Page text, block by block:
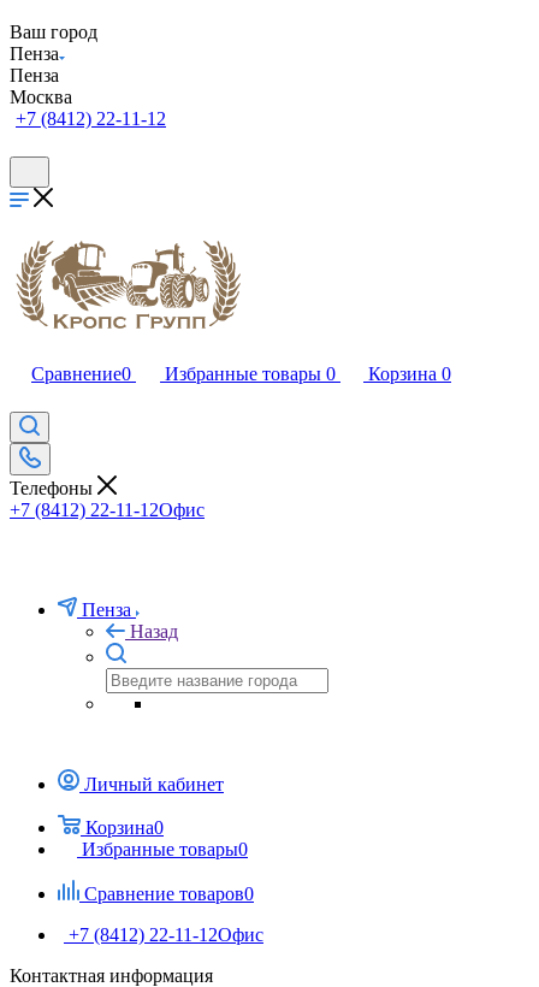
Ваш город
Пенза
Пенза
Москва
+7 (8412) 22-11-12
Сравнение0 Избранные товары 0 Корзина 0
Телефоны
+7 (8412) 22-11-12Офис
Пенза
Назад
Личный кабинет
Корзина0
Избранные товары0
Сравнение товаров0
+7 (8412) 22-11-12Офис
Контактная информация